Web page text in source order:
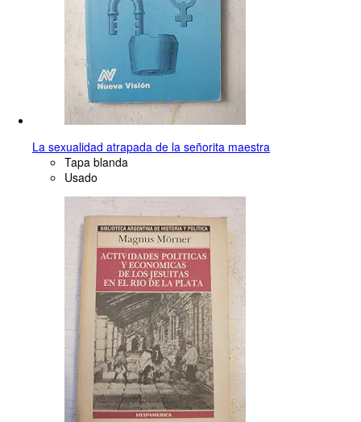
La sexualidad atrapada de la señorita maestra
Tapa blanda
Usado